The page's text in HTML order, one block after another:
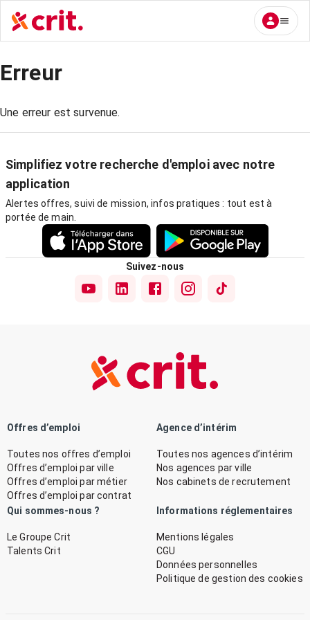
Erreur
Une erreur est survenue.
Simplifiez votre recherche d'emploi avec notre
application
Alertes offres, suivi de mission, infos pratiques : tout est à
portée de main.
Suivez-nous
Offres d’emploi
Toutes nos offres d’emploi
Offres d’emploi par ville
Offres d’emploi par métier
Offres d’emploi par contrat
Agence d’intérim
Toutes nos agences d’intérim
Nos agences par ville
Nos cabinets de recrutement
Qui sommes-nous ?
Le Groupe Crit
Talents Crit
Informations réglementaires
Mentions légales
CGU
Données personnelles
Politique de gestion des cookies